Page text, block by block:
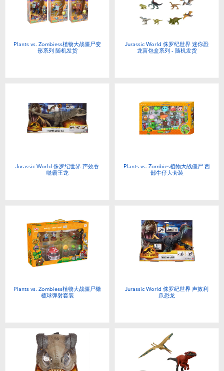
电池
新登场
Plants vs. Zombiess植物大战僵尸变
形系列 随机发货
Jurassic World 侏罗纪世界 迷你恐
龙盲包盒系列 - 随机发货
Jurassic World 侏罗纪世界 声效吞
噬霸王龙
Plants vs. Zombies植物大战僵尸 西
部牛仔大套装
Plants vs. Zombiess植物大战僵尸橄
榄球弹射套装
Jurassic World 侏罗纪世界 声效利
爪恐龙